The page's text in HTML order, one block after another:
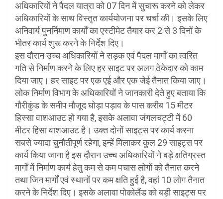
अधिकारियों ने पैदल यात्रा को 07 दिन में सुचारू करने को लेकर
अधिकारियों के साथ विस्तृत कार्ययोजना पर चर्चा की। इसके लिए
अनिवार्य पुनर्निमाण कार्यों का एस्टीमेट तैयार कर 2 से 3 दिनों के
भीतर कार्य शुरू करने के निर्देश दिए।
इस दौरान उच्च अधिकारियों ने सड़क एवं पैदल मार्गों का त्वरित
गति से निर्माण करने के लिए हर साइट पर अलग ठेकेदार को काम
दिया जाए। हर साइट पर एक एई और एक जेई तैनात किया जाए।
लोक निर्माण विभाग के अधिकारियों ने जानकारी देते हुए बताया कि
गौरीकुंड के समीप मौजूद घोड़ा पड़ाव के पास करीब 15 मीटर
हिस्सा वाशआउट हो गया है, इसके अलावा जंगलचट्टी में 60
मीटर हिसा वाशआउट है। उक्त दोनों साइट्स पर कार्य करना
सबसे ज्यादा चुनौतीपूर्ण रहेगा, इन्हें मिलाकर कुल 29 साइट्स पर
कार्य किया जाना है इस दौरान उच्च अधिकारियों ने बड़े क्षतिग्रस्त
मार्गों में निर्माण कार्य हेतु कम से कम पचास लोगों को तैनात करने
तथा जिन मार्गों एवं स्थानों पर कम क्षति हुई है, वहां 10 लोग तैनात
करने के निर्देश दिए। इसके अलावा पोकोलैंड को बड़ी साइट्स पर